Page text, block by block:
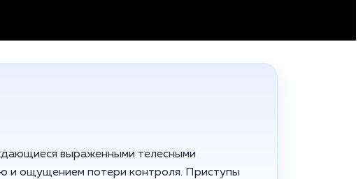
выраженными телесными
и ощущением потери контроля. Приступы